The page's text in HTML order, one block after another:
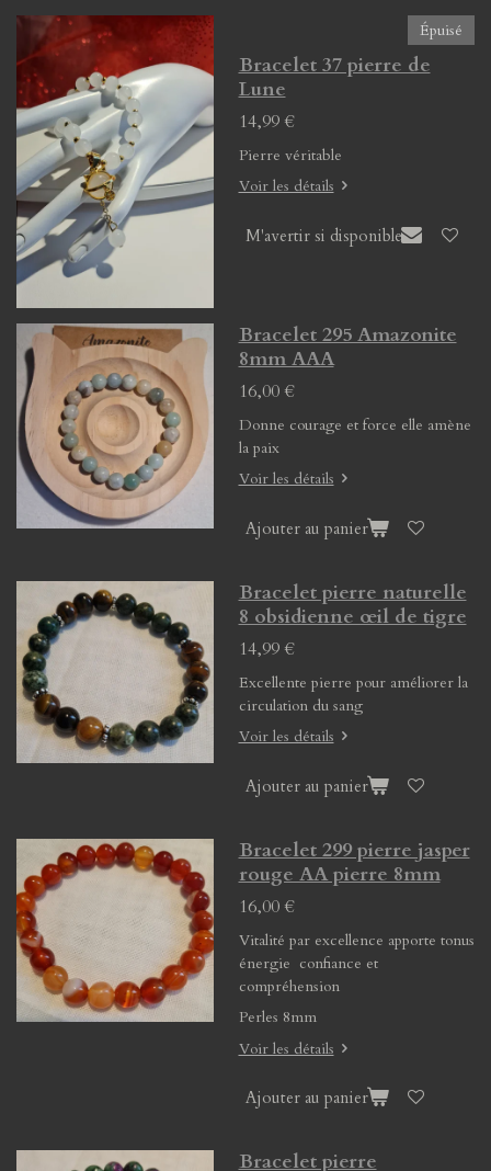
Épuisé
Bracelet 37 pierre de
Lune
14,99 €
Pierre véritable
Voir les détails
M'avertir si disponible
Bracelet 295 Amazonite
8mm AAA
16,00 €
Donne courage et force elle amène
la paix
Voir les détails
Ajouter au panier
Bracelet pierre naturelle
8 obsidienne œil de tigre
14,99 €
Excellente pierre pour améliorer la
circulation du sang
Voir les détails
Ajouter au panier
Bracelet 299 pierre jasper
rouge AA pierre 8mm
16,00 €
Vitalité par excellence apporte tonus
énergie confiance et
compréhension
Perles 8mm
Voir les détails
Ajouter au panier
Bracelet pierre